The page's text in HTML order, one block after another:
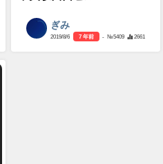
ぎみ
2019/8/6 7 年前 - №5409 2661